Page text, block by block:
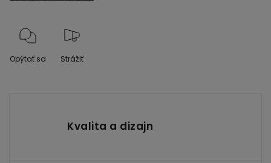
Opýtať sa Strážiť
Kvalita a dizajn